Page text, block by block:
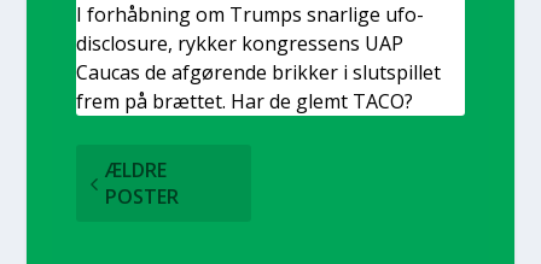
I for­håb­ning om Trumps snar­li­ge ufo-
disclo­su­re, ryk­ker kon­gres­sens UAP
Caucas de afgø­ren­de brik­ker i slut­spil­let
frem på bræt­tet. Har de glemt TACO?
ÆLDRE
POSTER